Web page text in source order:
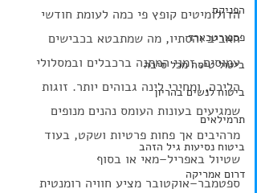
הפניקס
פספורטכארד
ביטול טיסה מכל סיבה
ביטוח לנשים בהריון
תרמילאים
ביטוח נסיעות גיל הזהב
דרום אמריקה
הדולומיטים קופץ פי כמה לעומת חודשי
האביב והסתיו, מה שמתבטא בכבישים
עמוסים, זמני המתנה ברכבלים ובמסלולי
הליכה, ומחירי לינה גבוהים יותר. זוגות
שמגיעים בעונות העומס נהנים מנופים
מרהיבים אך פחות פרטיות ושקט, בעוד
שטיול באפריל–מאי או בסוף
ספטמבר–אוקטובר מציע חוויה רומנטית